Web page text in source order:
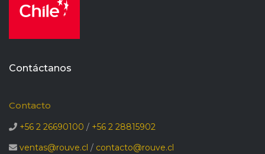
Contáctanos
Contacto
+56 2 26690100 / +56 2 28815902
ventas@rouve.cl / contacto@rouve.cl